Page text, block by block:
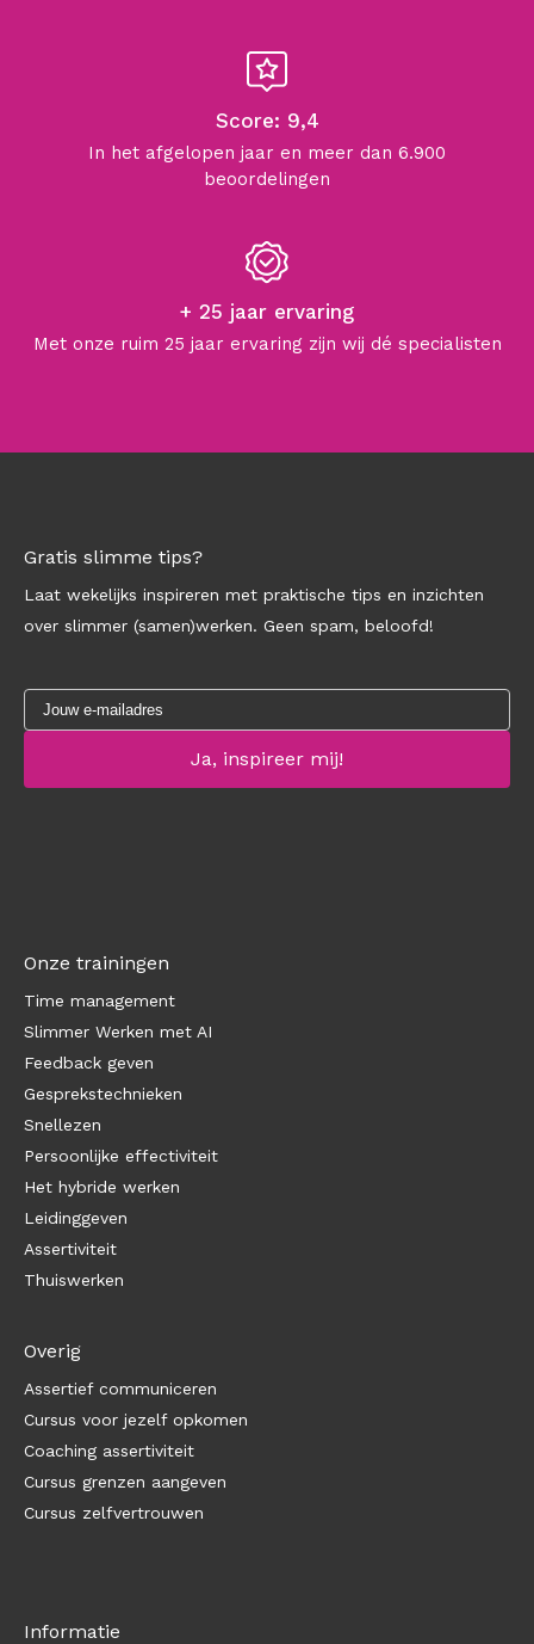
Score: 9,4
In het afgelopen jaar en meer dan 6.900
beoordelingen
+ 25 jaar ervaring
Met onze ruim 25 jaar ervaring zijn wij dé specialisten
Gratis slimme tips?
Laat wekelijks inspireren met praktische tips en inzichten
over slimmer (samen)werken. Geen spam, beloofd!
Onze trainingen
Time management
Slimmer Werken met AI
Feedback geven
Gesprekstechnieken
Snellezen
Persoonlijke effectiviteit
Het hybride werken
Leidinggeven
Assertiviteit
Thuiswerken
Overig
Assertief communiceren
Cursus voor jezelf opkomen
Coaching assertiviteit
Cursus grenzen aangeven
Cursus zelfvertrouwen
Informatie